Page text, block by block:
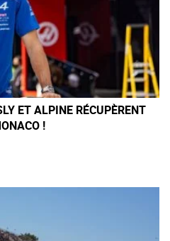
ET ALPINE RÉCUPÈRENT
!